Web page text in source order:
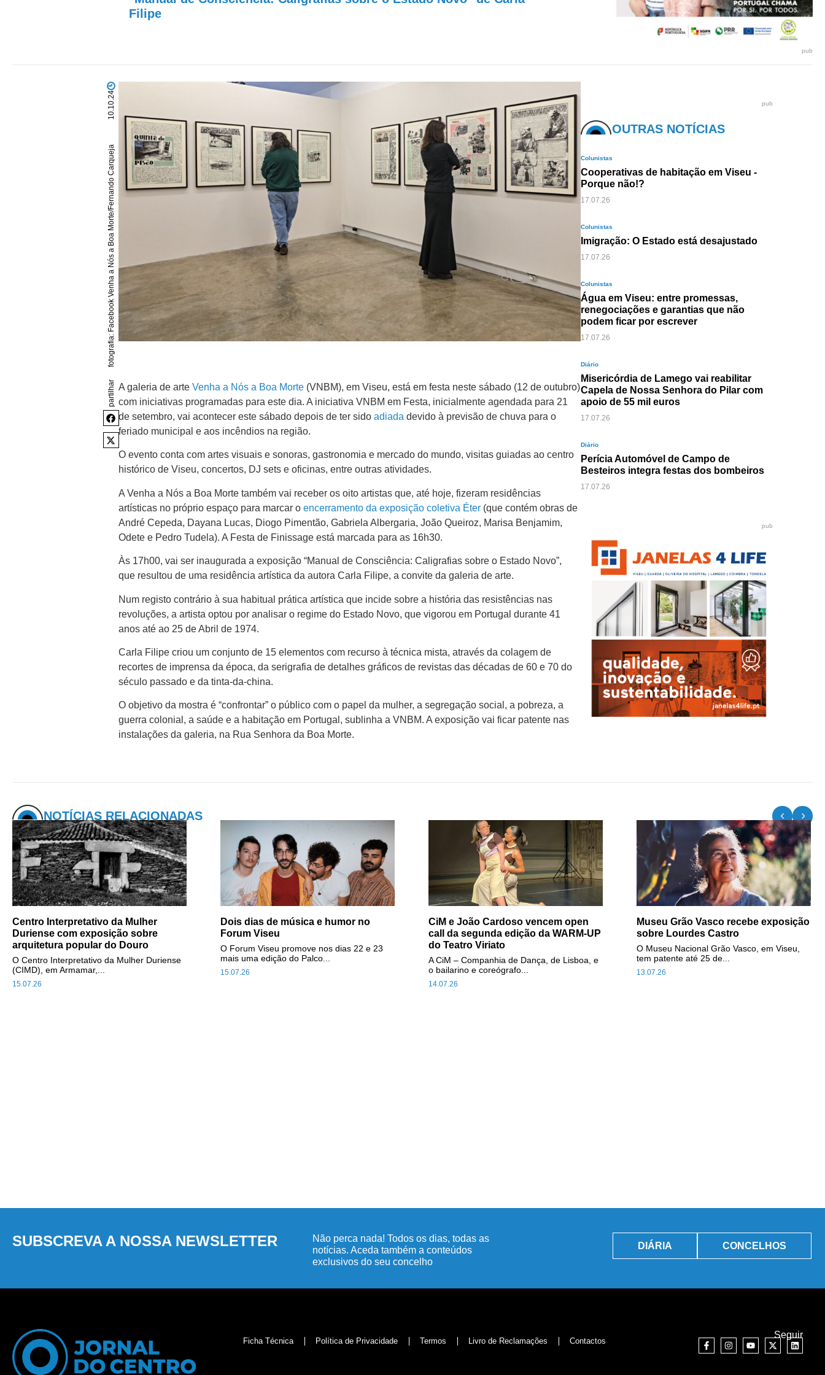
Filipe
pub
10.10.24
fotografia: Facebook Venha a Nós a Boa Morte/Fernando Carqueja
partilhar A galeria de arteVenha a Nós a Boa Morte (VNBM), em Viseu, está em festa neste sábado (12 de outubro)
com iniciativas programadas para este dia. A iniciativa VNBM em Festa, inicialmente agendada para 21
de setembro, vai acontecer este sábado depois de ter sidoadiada devido à previsão de chuva para o
feriado municipal e aos incêndios na região.
O evento conta com artes visuais e sonoras, gastronomia e mercado do mundo, visitas guiadas ao centro
histórico de Viseu, concertos, DJ sets e oficinas, entre outras atividades.
A Venha a Nós a Boa Morte também vai receber os oito artistas que, até hoje, fizeram residências
artísticas no próprio espaço para marcar oencerramento da exposição coletiva Éter (que contém obras de
André Cepeda, Dayana Lucas, Diogo Pimentão, Gabriela Albergaria, João Queiroz, Marisa Benjamim,
Odete e Pedro Tudela). A Festa de Finissage está marcada para as 16h30.
Às 17h00, vai ser inaugurada a exposição “Manual de Consciência: Caligrafias sobre o Estado Novo”,
que resultou de uma residência artística da autora Carla Filipe, a convite da galeria de arte.
Num registo contrário à sua habitual prática artística que incide sobre a história das resistências nas
revoluções, a artista optou por analisar o regime do Estado Novo, que vigorou em Portugal durante 41
anos até ao 25 de Abril de 1974.
Carla Filipe criou um conjunto de 15 elementos com recurso à técnica mista, através da colagem de
recortes de imprensa da época, da serigrafia de detalhes gráficos de revistas das décadas de 60 e 70 do
século passado e da tinta-da-china.
O objetivo da mostra é “confrontar” o público com o papel da mulher, a segregação social, a pobreza, a
guerra colonial, a saúde e a habitação em Portugal, sublinha a VNBM. A exposição vai ficar patente nas
instalações da galeria, na Rua Senhora da Boa Morte.
pub
OUTRAS NOTÍCIAS
Colunistas
Cooperativas de habitação em Viseu -
Porque não!?
17.07.26
Colunistas
Imigração: O Estado está desajustado
17.07.26
Colunistas
Água em Viseu: entre promessas,
renegociações e garantias que não
podem ficar por escrever
17.07.26
Diário
Misericórdia de Lamego vai reabilitar
Capela de Nossa Senhora do Pilar com
apoio de 55 mil euros
17.07.26
Diário
Perícia Automóvel de Campo de
Besteiros integra festas dos bombeiros
17.07.26
pub
NOTÍCIAS RELACIONADAS
Centro Interpretativo da Mulher
Duriense com exposição sobre
arquitetura popular do Douro
15.07.26
O Centro Interpretativo da Mulher Duriense
(CIMD), em Armamar,...
Dois dias de música e humor no
Forum Viseu
15.07.26
O Forum Viseu promove nos dias 22 e 23
mais uma edição do Palco...
CiM e João Cardoso vencem open
call da segunda edição da WARM-UP
do Teatro Viriato
14.07.26
A CiM – Companhia de Dança, de Lisboa, e
o bailarino e coreógrafo...
Museu Grão Vasco recebe exposição
sobre Lourdes Castro
13.07.26
O Museu Nacional Grão Vasco, em Viseu,
tem patente até 25 de...
SUBSCREVA A NOSSA NEWSLETTER
Não perca nada! Todos os dias, todas as
notícias. Aceda também a conteúdos
exclusivos do seu concelho
DIÁRIA CONCELHOS
Ficha Técnica Política de Privacidade Termos Livro de Reclamações Contactos
Seguir